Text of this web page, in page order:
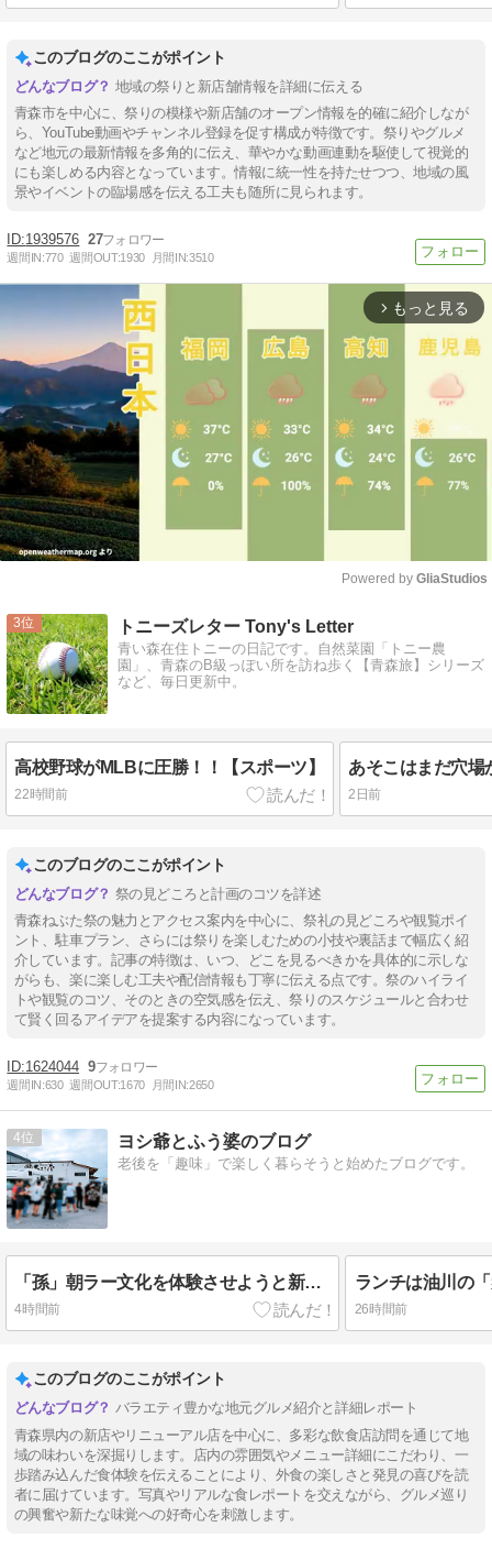
このブログのここがポイント
地域の祭りと新店舗情報を詳細に伝える
青森市を中心に、祭りの模様や新店舗のオープン情報を的確に紹介しなが
ら、YouTube動画やチャンネル登録を促す構成が特徴です。祭りやグルメ
など地元の最新情報を多角的に伝え、華やかな動画連動を駆使して視覚的
にも楽しめる内容となっています。情報に統一性を持たせつつ、地域の風
景やイベントの臨場感を伝える工夫も随所に見られます。
1939576 27
週間IN:770 週間OUT:1930 月間IN:3510
arrow_forward_ios もっと見る
Powered by GliaStudios
3 トニーズレター Tony's Letter
青い森在住トニーの日記です。自然菜園「トニー農
園」、青森のB級っぽい所を訪ね歩く【青森旅】シリーズ
など、毎日更新中。
高校野球がMLBに圧勝！！【スポーツ】
22時間前 2日前
このブログのここがポイント
祭の見どころと計画のコツを詳述
青森ねぶた祭の魅力とアクセス案内を中心に、祭礼の見どころや観覧ポイ
ント、駐車プラン、さらには祭りを楽しむための小技や裏話まで幅広く紹
介しています。記事の特徴は、いつ、どこを見るべきかを具体的に示しな
がらも、楽に楽しむ工夫や配信情報も丁寧に伝える点です。祭のハイライ
トや観覧のコツ、そのときの空気感を伝え、祭りのスケジュールと合わせ
て賢く回るアイデアを提案する内容になっています。
1624044 9
週間IN:630 週間OUT:1670 月間IN:2650
4 ヨシ爺とふう婆のブログ
老後を「趣味」で楽しく暮らそうと始めたブログです。
「孫」朝ラー文化を体験させようと新城の「ひらこ屋」/ 具ダク こいくちにぼダクと具ダク せあぶら煮干
4時間前 26時間前
このブログのここがポイント
バラエティ豊かな地元グルメ紹介と詳細レポート
青森県内の新店やリニューアル店を中心に、多彩な飲食店訪問を通じて地
域の味わいを深掘りします。店内の雰囲気やメニュー詳細にこだわり、一
歩踏み込んだ食体験を伝えることにより、外食の楽しさと発見の喜びを読
者に届けています。写真やリアルな食レポートを交えながら、グルメ巡り
の興奮や新たな味覚への好奇心を刺激します。